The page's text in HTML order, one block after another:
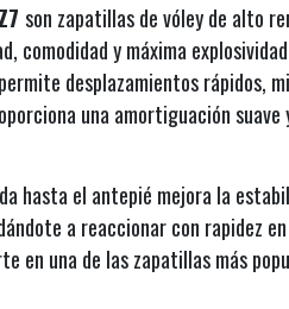
son zapatillas de vóley de alto
comodidad y máxima
desplazamientos rápidos,
una amortiguación
hasta el antepié mejora la
a reaccionar con rapidez
en una de las zapatillas más